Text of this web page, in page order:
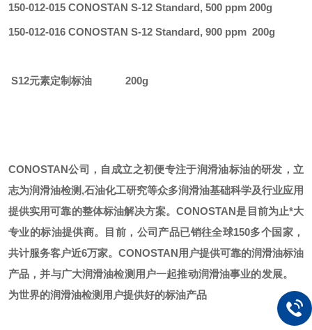
150-012-015 CONOSTAN S-12 Standard, 500 ppm 200g
150-012-016 CONOSTAN S-12 Standard, 900 ppm 200g
S12元素定制标油 200g
CONOSTAN公司，自成立之初便专注于润滑油标油的研发，立
志为润滑油检测,石油化工研究等众多润滑油基础科学及行业应用
提供实用可靠的整体标油解决方案。CONOSTAN是目前为止*大
专业的标油提供商。
目前，公司产品已销往全球150多个国家，
共计服务客户近6万家。CONOSTAN用户提供可靠的润滑油标油
产品，并与广大润滑油检测用户一起推动润滑油事业的发展。
为世界的润滑油检测用户提供好的标油产品